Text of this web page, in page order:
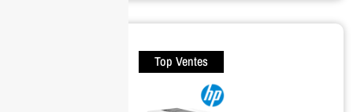
Top Ventes